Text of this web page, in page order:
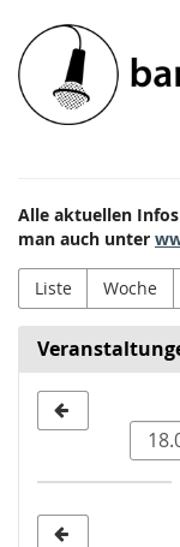
Zum
Haupt-
Inhalt
springen
e.V.
Alle aktuellen
man auch unter
Liste Woche
zur